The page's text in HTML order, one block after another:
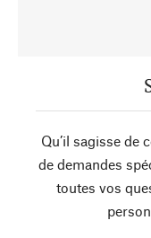
Qu’il sagisse de
de demandes
toutes vos